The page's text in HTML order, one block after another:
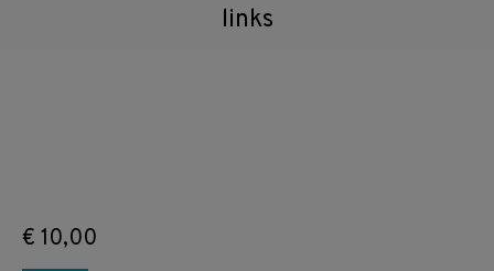
links
€ 10,00